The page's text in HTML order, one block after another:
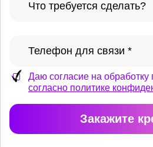
Даю согласие на
согласно политике
Закажите